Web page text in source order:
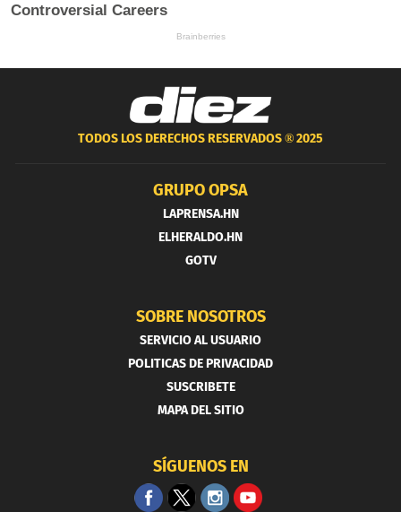
TODOS LOS DERECHOS RESERVADOS ®2025
GRUPO OPSA
LAPRENSA.HN
ELHERALDO.HN
GOTV
SOBRE NOSOTROS
SERVICIO AL USUARIO
POLITICAS DE PRIVACIDAD
SUSCRIBETE
MAPA DEL SITIO
SÍGUENOS EN